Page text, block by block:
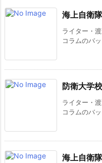
海上自衛
ライター・
コラムのバ
防衛大学校
ライター・
コラムのバ
海上自衛